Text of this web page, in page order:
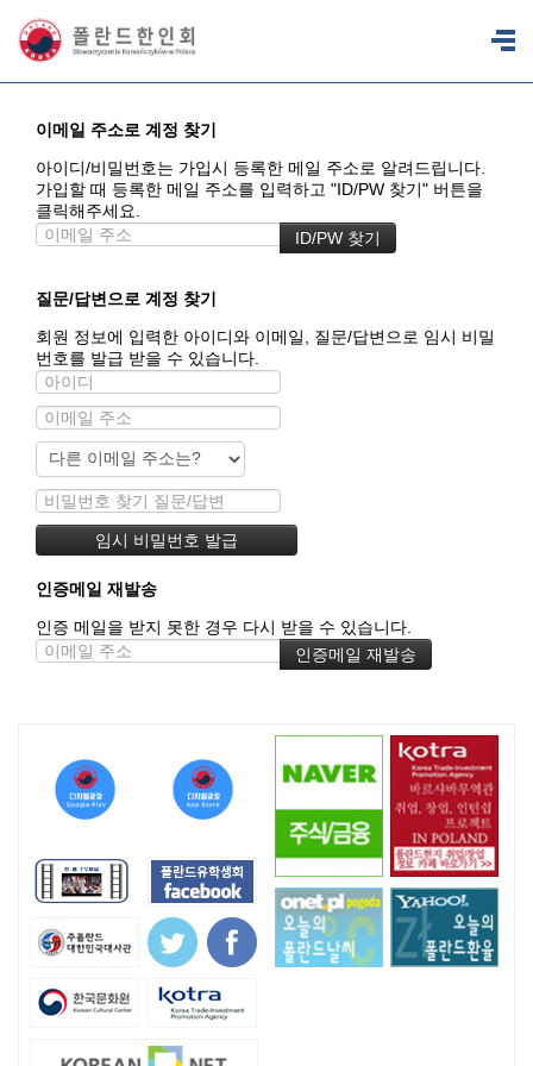
이메일 주소로 계정 찾기
아이디/비밀번호는 가입시 등록한 메일 주소로 알려드립니다.
가입할 때 등록한 메일 주소를 입력하고 "ID/PW 찾기" 버튼을
클릭해주세요.
질문/답변으로 계정 찾기
회원 정보에 입력한 아이디와 이메일, 질문/답변으로 임시 비밀
번호를 발급 받을 수 있습니다.
인증메일 재발송
인증 메일을 받지 못한 경우 다시 받을 수 있습니다.